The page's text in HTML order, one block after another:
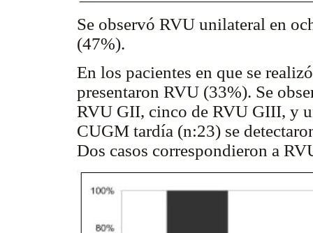
Se observó RVU unilateral en
(47%).
En los pacientes en que se
presentaron RVU (33%). Se
RVU GII, cinco de RVU GIII, y
CUGM tardía (n:23) se
Dos casos correspondieron a